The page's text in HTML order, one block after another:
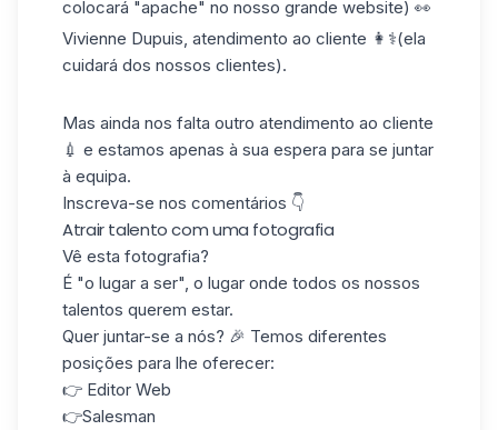
colocará "apache" no nosso grande website) 👀
Vivienne Dupuis, atendimento ao cliente 👩⚕️(ela
cuidará dos nossos clientes).
Mas ainda nos falta outro atendimento ao cliente
💉 e estamos apenas à sua espera para se juntar
à equipa.
Inscreva-se nos comentários 👇
Atrair talento com uma fotografia
Vê esta fotografia?
É "o lugar a ser", o lugar onde todos os nossos
talentos querem estar.
Quer juntar-se a nós? 🎉 Temos diferentes
posições para lhe oferecer:
👉 Editor Web
👉Salesman